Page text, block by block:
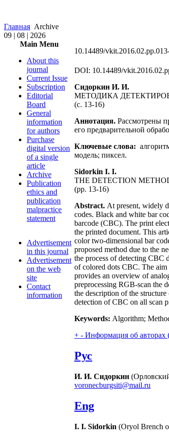
Главная Archive
09 | 08 | 2026
Main Menu
About this
journal
Current Issue
Subscription
Editorial
Board
General
information
for authors
Purchase
digital version
of a single
article
Archive
Publication
ethics and
publication
malpractice
statement
Advertisement
in this journal
Advertisement
on the web
site
Contact
information
10.14489/
DOI: 10.14489/
Сидоркин И. И.
МЕТОДИКА
(c. 13-16)
Аннотация. Рассмотрены
его предварительной
Ключевые слова:
модель; пиксел.
Sidorkin I. I.
THE DETECTION
(pp. 13-16)
Abstract. At present, widely
codes. Black and white bar
barcode (CBC). The print
the printed document. This
color two-dimensional bar
proposed method due to the
the process of detecting CBC
of colored dots CBC. The
provides an overview of
preprocessing RGB-scan the
the description of the
detection of CBC on all scan
Keywords: Algorithm;
+ - Информация об авторах
Рус
И. И. Сидоркин
voronecburgsiti@mail.ru
Eng
I. I. Sidorkin (Oryol Brench